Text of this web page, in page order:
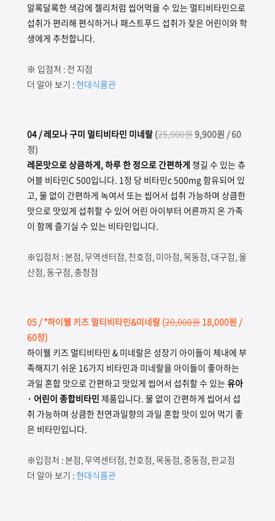
알록달록한 색감에 젤리처럼 씹어먹을 수 있는 멀티비타민으로
섭취가 편리해 편식하거나 패스트푸드 섭취가 잦은 어린이와 학
생에게 추천합니다.
※ 입점처 : 전 지점
더 알아 보기 :현대식품관
04 / 레모나 구미 멀티비타민 미네랄 (25,000원9,900원 / 60
정)
레몬맛으로 상큼하게, 하루 한 정으로 간편하게 챙길 수 있는 츄
어블 비타민C 500입니다. 1정 당 비타민c 500mg 함유되어 있
고, 물 없이 간편하게 녹여서 또는 씹어서 섭취 가능하며 상큼한
맛으로 맛있게 섭취할 수 있어 어린 아이부터 어른까지 온 가족
이 함께 즐기실 수 있는 비타민입니다.
※입점처 : 본점, 무역센터점, 천호점, 미아점, 목동점, 대구점, 울
산점, 동구점, 충청점
05 / *하이웰 키즈 멀티비타민&미네랄 (20,000원 18,000원 /
60정)
하이웰 키즈 멀티비타민 & 미네랄은 성장기 아이들이 체내에 부
족해지기 쉬운 16가지 비타민과 미네랄을 아이들이 좋아하는
과일 혼합 맛으로 간편하고 맛있게 씹어서 섭취할 수 있는 유아
· 어린이 종합비타민 제품입니다. 물 없이 간편하게 씹어서 섭
취 가능하며 상큼한 천연과일향의 과일 혼합 맛이 있어 먹기 좋
은 비타민입니다.
※입점처 : 본점, 무역센터점, 천호점, 목동점, 중동점, 판교점
더 알아 보기 :현대식품관